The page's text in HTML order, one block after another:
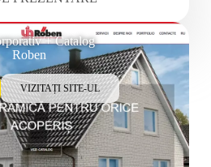
+ Catalog
Roben
VIZITAȚI SITE-UL